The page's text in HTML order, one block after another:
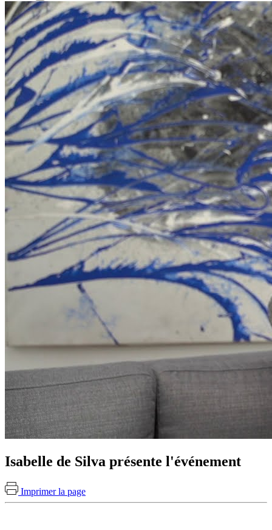
Isabelle de Silva présente l'événement
Imprimer la page